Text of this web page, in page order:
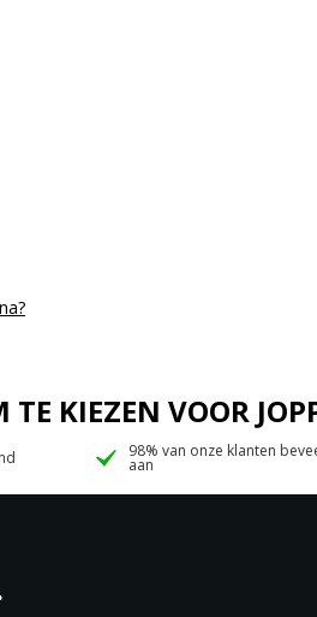
TE KIEZEN VOOR
98% van onze klanten
aan